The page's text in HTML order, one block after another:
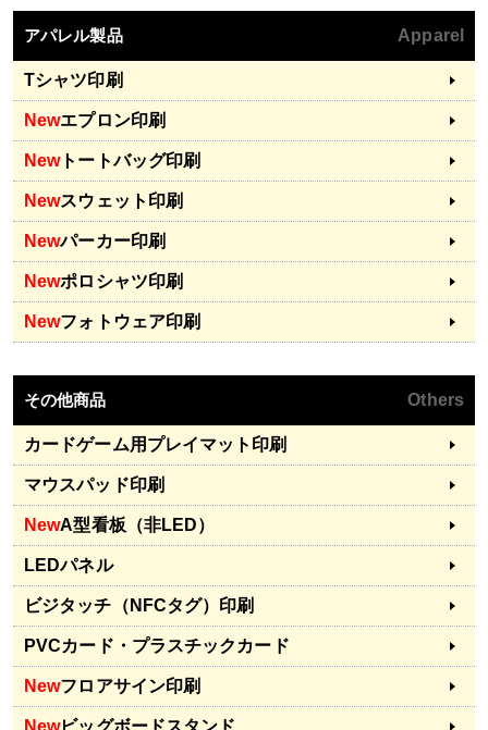
アパレル製品 Apparel
Tシャツ印刷
Newエプロン印刷
Newトートバッグ印刷
Newスウェット印刷
Newパーカー印刷
Newポロシャツ印刷
Newフォトウェア印刷
その他商品 Others
カードゲーム用プレイマット印刷
マウスパッド印刷
NewA型看板（非LED）
LEDパネル
ビジタッチ（NFCタグ）印刷
PVCカード・プラスチックカード
Newフロアサイン印刷
Newビッグボードスタンド